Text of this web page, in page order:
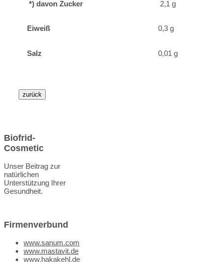
*) davon Zucker 2,1 g
Eiweiß 0,3 g
Salz 0,01 g
Biofrid-
Cosmetic
Unser Beitrag zur
natürlichen
Unterstützung Ihrer
Gesundheit.
Firmenverbund
www.sanum.com
www.mastavit.de
www.hakakehl.de